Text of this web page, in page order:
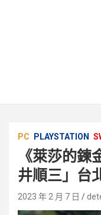
PC PLAYSTATION
《萊莎的鍊
井順三」台
2023 年 2 月 7 日